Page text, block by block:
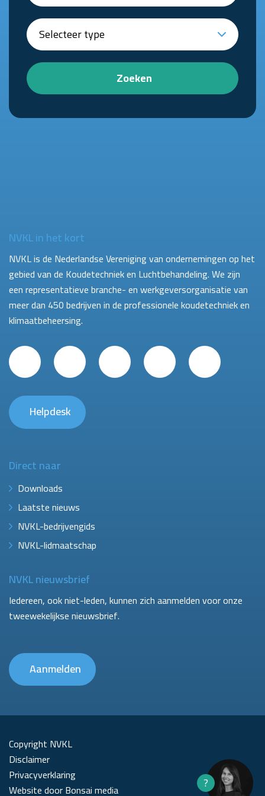
Zoeken
NVKL in het kort
NVKL is de Nederlandse Vereniging van ondernemingen op het
gebied van de Koudetechniek en Luchtbehandeling. We zijn
een representatieve branche- en werkgeversorganisatie van
meer dan 450 bedrijven in de professionele koudetechniek en
klimaatbeheersing.
Helpdesk
Direct naar
Downloads
Laatste nieuws
NVKL-bedrijvengids
NVKL-lidmaatschap
NVKL nieuwsbrief
Iedereen, ook niet-leden, kunnen zich aanmelden voor onze
tweewekelijkse nieuwsbrief.
Aanmelden
Copyright NVKL
Disclaimer
Privacyverklaring
Website door Bonsai media
?